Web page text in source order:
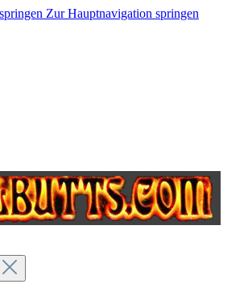
Zur Hauptnavigation springen